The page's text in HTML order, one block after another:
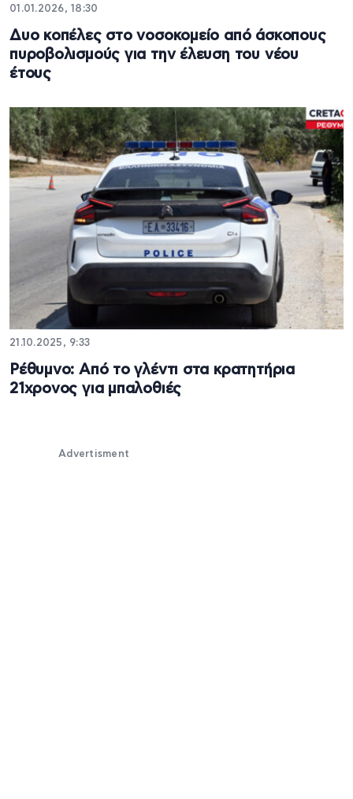
01.01.2026, 18:30
Δυο κοπέλες στο νοσοκομείο από άσκοπους
πυροβολισμούς για την έλευση του νέου
έτους
21.10.2025, 9:33
Ρέθυμνο: Από το γλέντι στα κρατητήρια
21χρονος για μπαλοθιές
Advertisment